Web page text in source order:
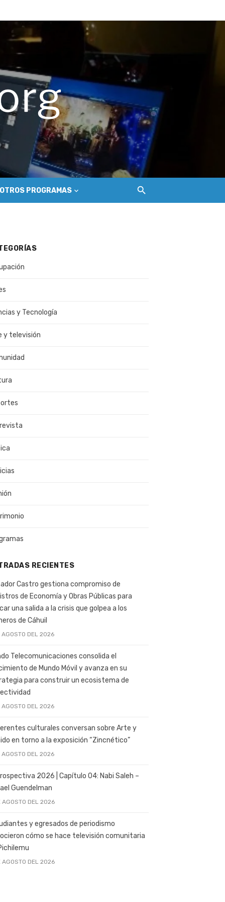
golpea a los salineros de Cáhuil
de conectividad
OTROS PROGRAMAS
y Tecnología
y televisión
RECIENTES
Castro gestiona compromiso de
de Economía y Obras Públicas para
una salida a la crisis que golpea a los
de Cáhuil
AGOSTO DEL 2026
Telecomunicaciones consolida el
de Mundo Móvil y avanza en su
para construir un ecosistema de
AGOSTO DEL 2026
culturales conversan sobre Arte y
en torno a la exposición “Zincnético”
AGOSTO DEL 2026
2026 | Capítulo 04: Nabi Saleh –
Guendelman
AGOSTO DEL 2026
y egresados de periodismo
cómo se hace televisión comunitaria
AGOSTO DEL 2026